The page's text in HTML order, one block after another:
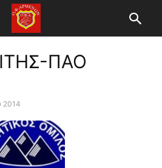
ΠΑΟ
2014